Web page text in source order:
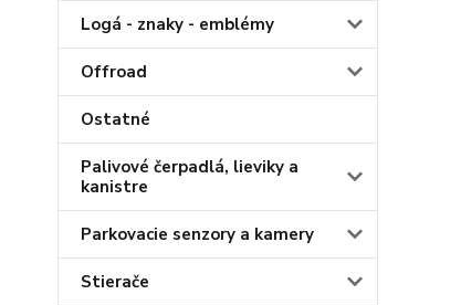
Logá - znaky - emblémy
Offroad
Ostatné
Palivové čerpadlá, lieviky a
kanistre
Parkovacie senzory a kamery
Stierače